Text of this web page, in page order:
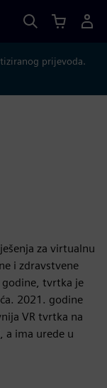
prijevoda.
za virtualnu
i zdravstvene
tvrtka je
2021. godine
VR tvrtka na
a ima urede u